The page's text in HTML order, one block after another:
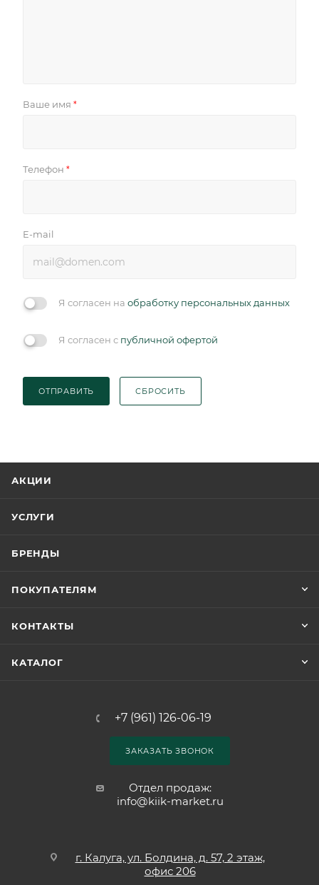
Ваше имя *
Телефон *
E-mail
Я согласен на обработку персональных данных
Я согласен с публичной офертой
ОТПРАВИТЬ СБРОСИТЬ
АКЦИИ
УСЛУГИ
БРЕНДЫ
ПОКУПАТЕЛЯМ
КОНТАКТЫ
КАТАЛОГ
+7 (961) 126-06-19
ЗАКАЗАТЬ ЗВОНОК
Отдел продаж:
info@kiik-market.ru
г. Калуга, ул. Болдина, д. 57, 2 этаж,
офис 206